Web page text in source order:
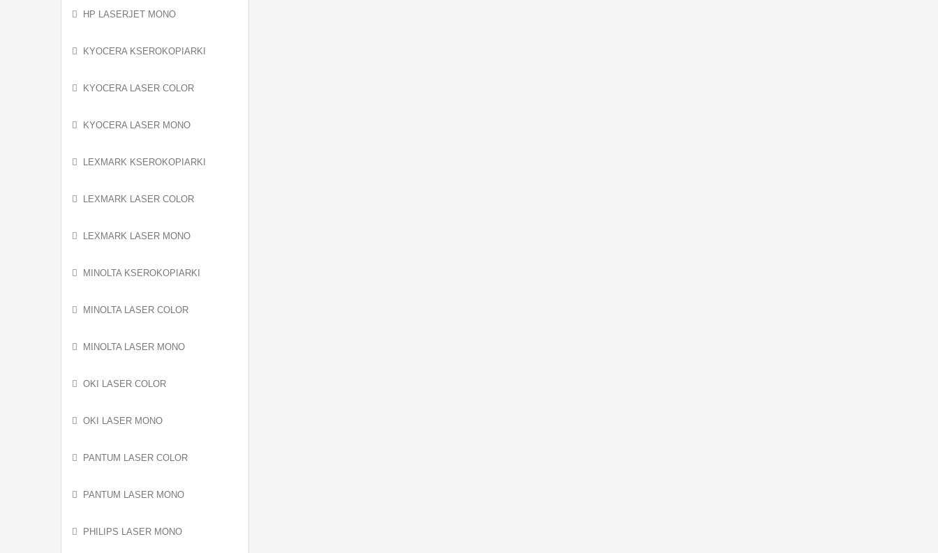
HP LASERJET MONO
KYOCERA KSEROKOPIARKI
KYOCERA LASER COLOR
KYOCERA LASER MONO
LEXMARK KSEROKOPIARKI
LEXMARK LASER COLOR
LEXMARK LASER MONO
MINOLTA KSEROKOPIARKI
MINOLTA LASER COLOR
MINOLTA LASER MONO
OKI LASER COLOR
OKI LASER MONO
PANTUM LASER COLOR
PANTUM LASER MONO
PHILIPS LASER MONO